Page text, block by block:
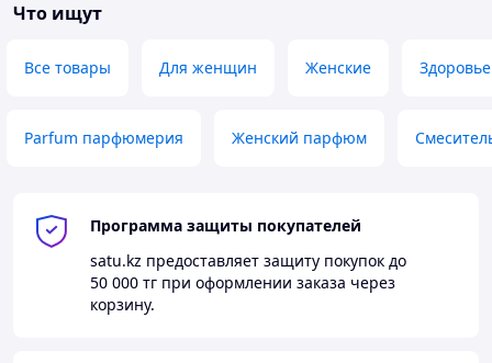
Что ищут
Все товары Для женщин Женские Здоровье
Parfum парфюмерия Женский парфюм
Программа защиты покупателей
satu.kz предоставляет защиту покупок до
50 000 тг при оформлении заказа через
корзину.